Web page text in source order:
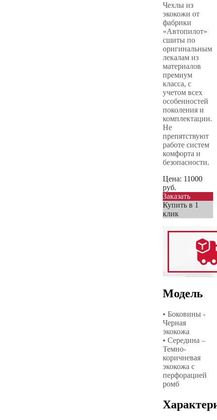
Чехлы из
экокожи от
фабрики
«Автопилот»
сшиты по
оригинальным
лекалам из
материалов
премиум
класса, с
учетом всех
особенностей
поколения и
комплектации.
Не
препятствуют
работе систем
комфорта и
безопасности.
Цена: 11000
руб.
Заказать
Купить в 1
клик
Модель
• Боковины -
Черная
экокожа
• Середина –
Темно-
коричневая
экокожа с
перфорацией
ромб